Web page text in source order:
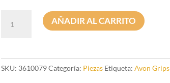
VALVE
BLK
AÑADIR AL CARRITO
SKU: 3610079 Categoría: Piezas Etiqueta: Avon Grips